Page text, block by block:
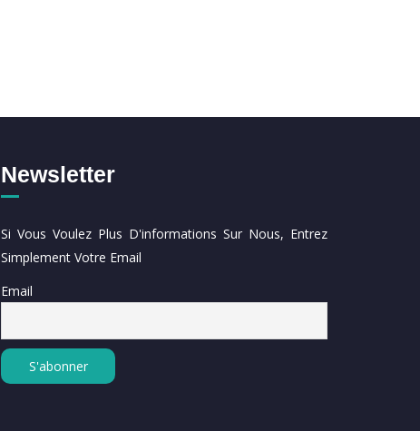
Newsletter
Si Vous Voulez Plus D'informations Sur Nous, Entrez
Simplement Votre Email
Email